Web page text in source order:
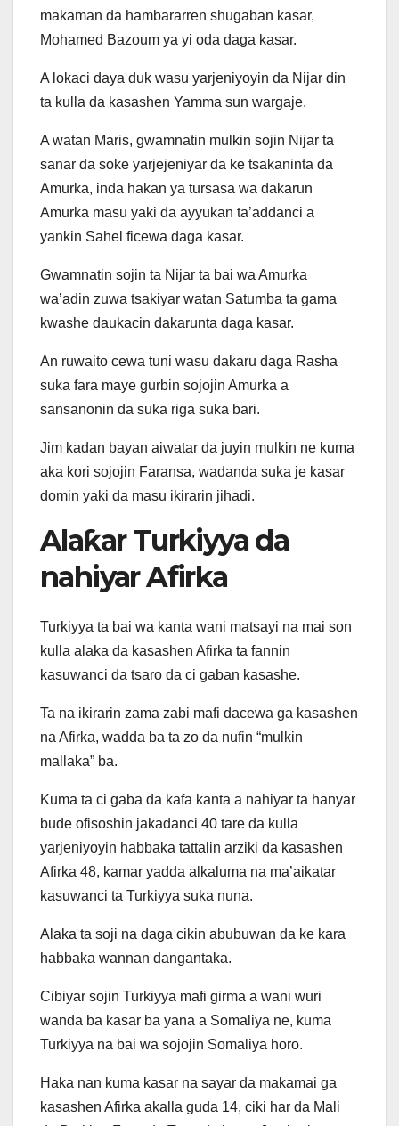
makaman da hambararren shugaban kasar,
Mohamed Bazoum ya yi oda daga kasar.
A lokaci daya duk wasu yarjeniyoyin da Nijar din
ta kulla da kasashen Yamma sun wargaje.
A watan Maris, gwamnatin mulkin sojin Nijar ta
sanar da soke yarjejeniyar da ke tsakaninta da
Amurka, inda hakan ya tursasa wa dakarun
Amurka masu yaki da ayyukan ta’addanci a
yankin Sahel ficewa daga kasar.
Gwamnatin sojin ta Nijar ta bai wa Amurka
wa’adin zuwa tsakiyar watan Satumba ta gama
kwashe daukacin dakarunta daga kasar.
An ruwaito cewa tuni wasu dakaru daga Rasha
suka fara maye gurbin sojojin Amurka a
sansanonin da suka riga suka bari.
Jim kadan bayan aiwatar da juyin mulkin ne kuma
aka kori sojojin Faransa, wadanda suka je kasar
domin yaki da masu ikirarin jihadi.
Alaƙar Turkiyya da
nahiyar Afirka
Turkiyya ta bai wa kanta wani matsayi na mai son
kulla alaka da kasashen Afirka ta fannin
kasuwanci da tsaro da ci gaban kasashe.
Ta na ikirarin zama zabi mafi dacewa ga kasashen
na Afirka, wadda ba ta zo da nufin “mulkin
mallaka” ba.
Kuma ta ci gaba da kafa kanta a nahiyar ta hanyar
bude ofisoshin jakadanci 40 tare da kulla
yarjeniyoyin habbaka tattalin arziki da kasashen
Afirka 48, kamar yadda alkaluma na ma’aikatar
kasuwanci ta Turkiyya suka nuna.
Alaka ta soji na daga cikin abubuwan da ke kara
habbaka wannan dangantaka.
Cibiyar sojin Turkiyya mafi girma a wani wuri
wanda ba kasar ba yana a Somaliya ne, kuma
Turkiyya na bai wa sojojin Somaliya horo.
Haka nan kuma kasar na sayar da makamai ga
kasashen Afirka akalla guda 14, ciki har da Mali